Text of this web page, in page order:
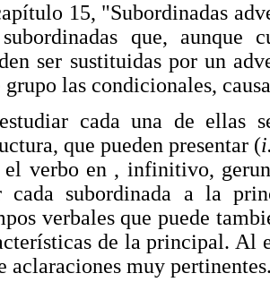
15, "Subordinadas
que, aunque
ser sustituidas por un
grupo las condicionales,
cada una de ellas
que pueden presentar (
el verbo en , infinitivo,
cada subordinada a la
verbales que puede
de la principal. Al
aclaraciones muy